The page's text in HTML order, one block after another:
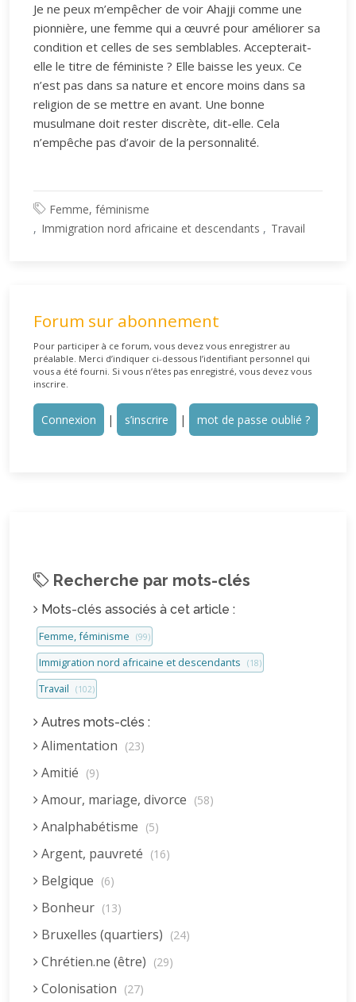
Je ne peux m’empêcher de voir Ahajji comme une
pionnière, une femme qui a œuvré pour améliorer sa
condition et celles de ses semblables. Accepterait-
elle le titre de féministe ? Elle baisse les yeux. Ce
n’est pas dans sa nature et encore moins dans sa
religion de se mettre en avant. Une bonne
musulmane doit rester discrète, dit-elle. Cela
n’empêche pas d’avoir de la personnalité.
Femme, féminisme
Immigration nord africaine et descendants
Travail
Forum sur abonnement
Pour participer à ce forum, vous devez vous enregistrer au
préalable. Merci d’indiquer ci-dessous l’identifiant personnel qui
vous a été fourni. Si vous n’êtes pas enregistré, vous devez vous
inscrire.
Connexion | s’inscrire | mot de passe oublié ?
Recherche par mots-clés
Mots-clés associés à cet article :
Femme, féminisme (99)
Immigration nord africaine et descendants (18)
Travail (102)
Autres mots-clés :
Alimentation (23)
Amitié (9)
Amour, mariage, divorce (58)
Analphabétisme (5)
Argent, pauvreté (16)
Belgique (6)
Bonheur (13)
Bruxelles (quartiers) (24)
Chrétien.ne (être) (29)
Colonisation (27)